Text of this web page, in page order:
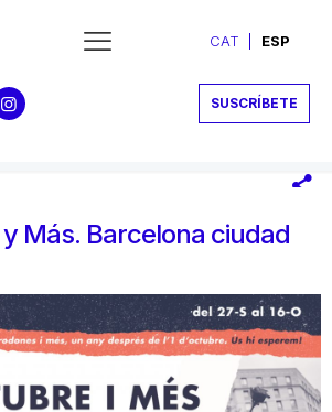
CAT ESP
SUSCRÍBETE
Más. Barcelona ciudad